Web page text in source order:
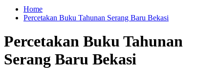
Home
Percetakan Buku Tahunan Serang Baru Bekasi
Percetakan Buku Tahunan
Serang Baru Bekasi